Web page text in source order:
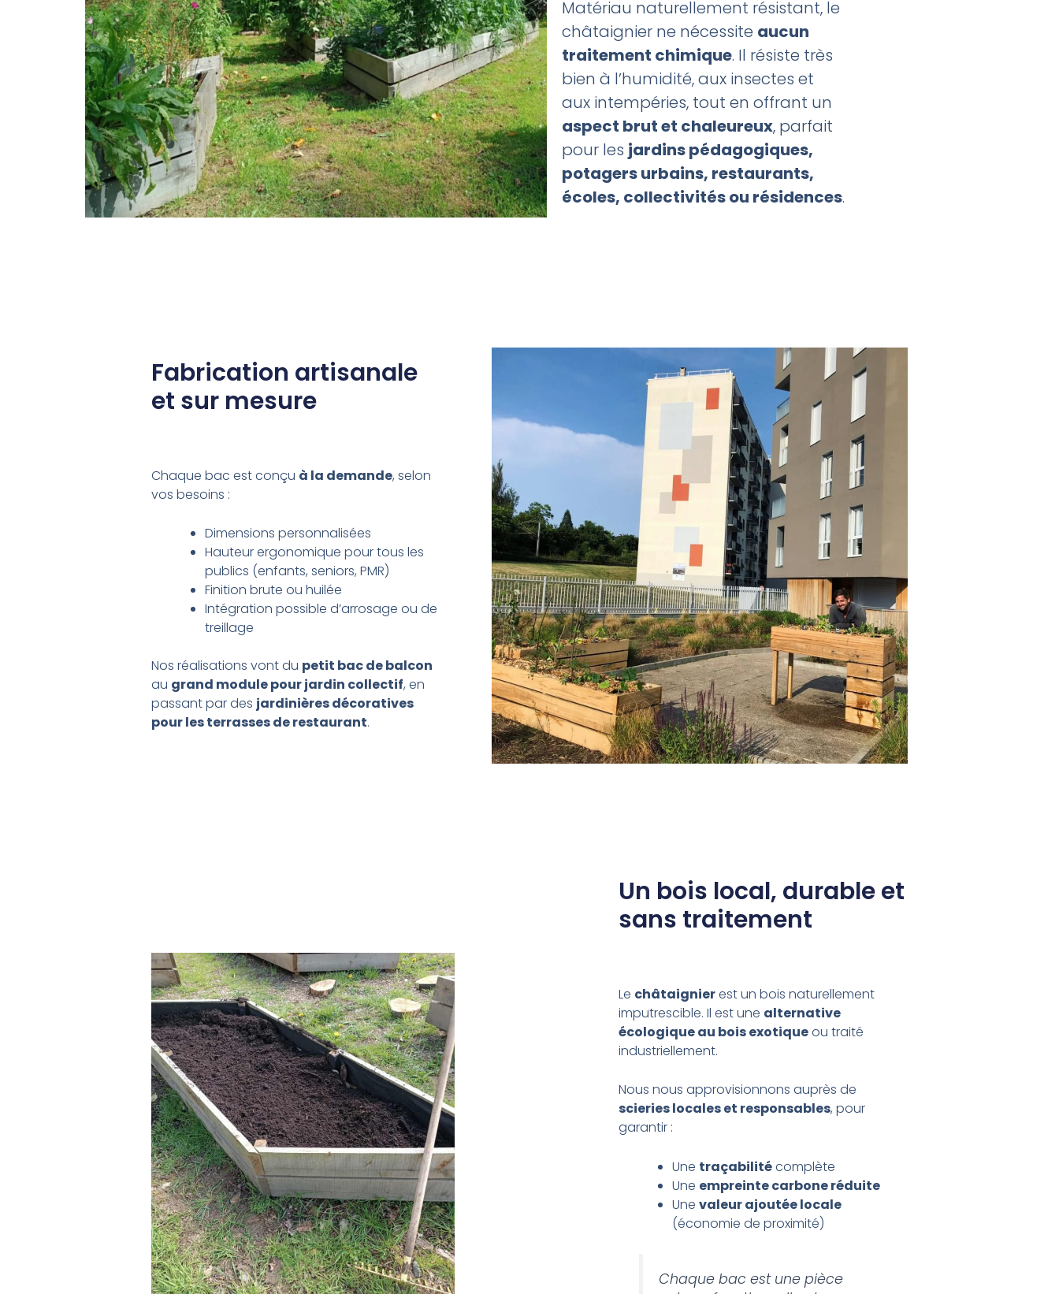
Matériau naturellement résistant, le
châtaignier ne nécessite aucun
traitement chimique. Il résiste très
bien à l’humidité, aux insectes et
aux intempéries, tout en offrant un
aspect brut et chaleureux, parfait
pour les jardins pédagogiques,
potagers urbains, restaurants,
écoles, collectivités ou résidences.
Fabrication artisanale
et sur mesure
Chaque bac est conçu à la demande, selon
vos besoins :
Dimensions personnalisées
Hauteur ergonomique pour tous les
publics (enfants, seniors, PMR)
Finition brute ou huilée
Intégration possible d’arrosage ou de
treillage
Nos réalisations vont du petit bac de balcon
au grand module pour jardin collectif, en
passant par des jardinières décoratives
pour les terrasses de restaurant.
Un bois local, durable et
sans traitement
Le châtaignierest un bois naturellement
imputrescible. Il est une alternative
écologique au bois exotiqueou traité
industriellement.
Nous nous approvisionnons auprès de
scieries locales et responsables, pour
garantir :
Une traçabilitécomplète
Une empreinte carbone réduite
Une valeur ajoutée locale
(économie de proximité)
Chaque bac est une pièce